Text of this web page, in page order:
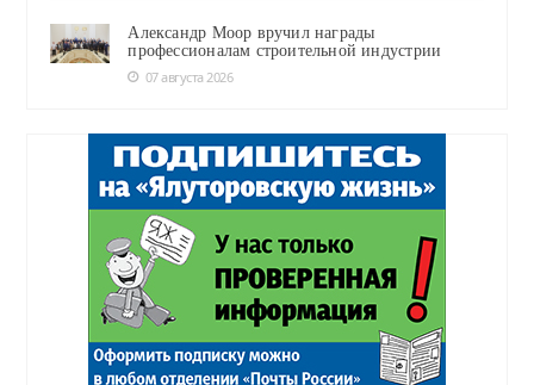
Александр Моор вручил награды
профессионалам строительной индустрии
07 августа 2026